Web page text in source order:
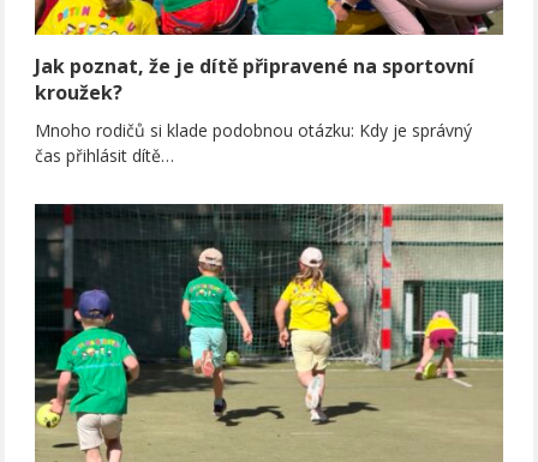
Jak poznat, že je dítě připravené na sportovní
kroužek?
Mnoho rodičů si klade podobnou otázku: Kdy je správný
čas přihlásit dítě…